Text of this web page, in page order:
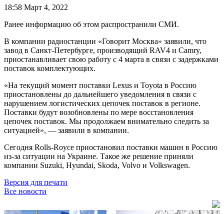
18:58 Март 4, 2022
Ранее информацию об этом распространили СМИ.
В компании радиостанции «Говорит Москва» заявили, что
завод в Санкт-Петербурге, производящий RAV4 и Camry,
приостанавливает свою работу с 4 марта в связи с задержками
поставок комплектующих.
«На текущий момент поставки Lexus и Toyota в Россию
приостановлены до дальнейшего уведомления в связи с
нарушением логистических цепочек поставок в регионе.
Поставки будут возобновлены по мере восстановления
цепочек поставок. Мы продолжаем внимательно следить за
ситуацией», — заявили в компании.
Сегодня Rolls-Royce приостановил поставки машин в Россию
из-за ситуации на Украине. Такое же решение приняли
компании Suzuki, Hyundai, Skoda, Volvo и Volkswagen.
Версия для печати
Все новости